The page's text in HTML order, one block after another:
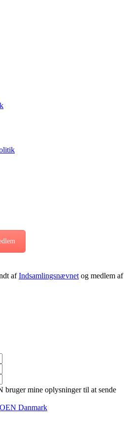
afIndsamlingsnævnet og medlem af
bruger mine oplysninger til at sende
Danmark